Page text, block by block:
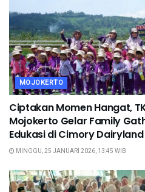
MOJOKERTO
Ciptakan Momen Hangat,
Mojokerto Gelar Family
Edukasi di Cimory Dairyland
MINGGU, 25 JANUARI 2026, 13:45 WIB